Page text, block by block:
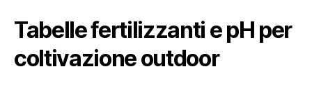
Tabelle fertilizzanti e pH per
coltivazione outdoor